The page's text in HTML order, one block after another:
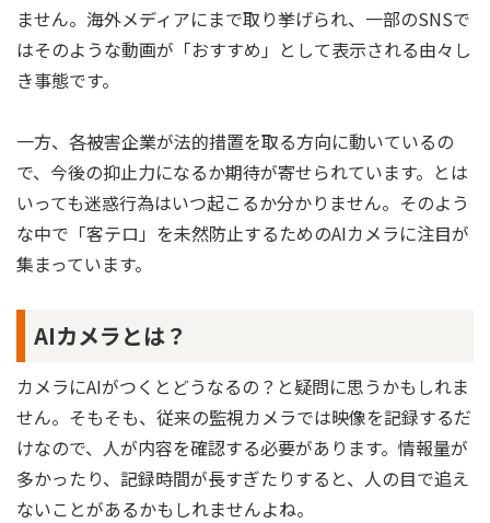
ません。海外メディアにまで取り挙げられ、一部のSNSで
はそのような動画が「おすすめ」として表示される由々し
き事態です。
一方、各被害企業が法的措置を取る方向に動いているの
で、今後の抑止力になるか期待が寄せられています。とは
いっても迷惑行為はいつ起こるか分かりません。そのよう
な中で「客テロ」を未然防止するためのAIカメラに注目が
集まっています。
AIカメラとは？
カメラにAIがつくとどうなるの？と疑問に思うかもしれま
せん。そもそも、従来の監視カメラでは映像を記録するだ
けなので、人が内容を確認する必要があります。情報量が
多かったり、記録時間が長すぎたりすると、人の目で追え
ないことがあるかもしれませんよね。